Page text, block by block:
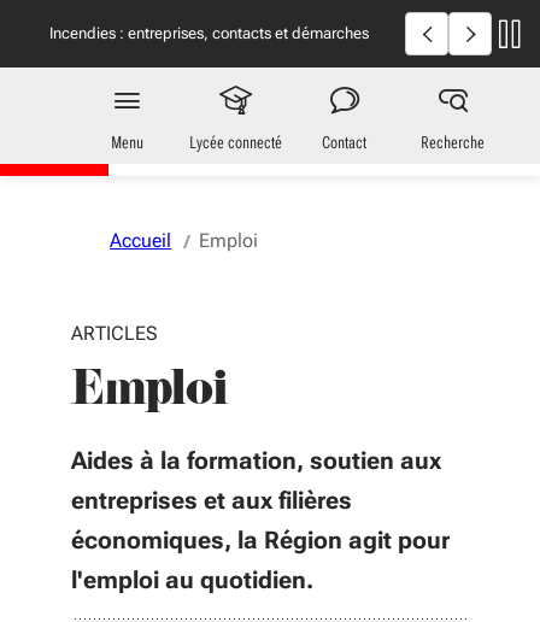
Incendies : entreprises, contacts et démarches
Incendies en
utiles
Jeunes
en Nouvelle-Aquitaine
Menu Lycée connecté Contact Recherche
Accueil Emploi
ARTICLES
Emploi
Aides à la formation, soutien aux
entreprises et aux filières
économiques, la Région agit pour
l'emploi au quotidien.